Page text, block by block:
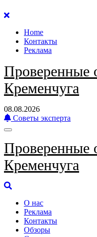
Перейти
содержанию
Home
Контакты
Реклама
Проверенные
Кременчуга
08.08.2026
Советы эксперта
Проверенные
Кременчуга
О нас
Реклама
Контакты
Обзоры